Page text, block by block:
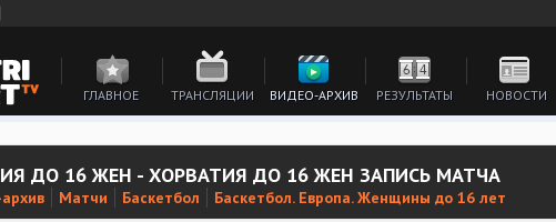
ГЛАВНОЕ ТРАНСЛЯЦИИ ВИДЕО-АРХИВ РЕЗУЛЬТАТЫ НОВОСТИ
ДО 16 ЖЕН - ХОРВАТИЯ ДО 16 ЖЕН ЗАПИСЬ МАТЧА
Матчи Баскетбол Баскетбол. Европа. Женщины до 16 лет